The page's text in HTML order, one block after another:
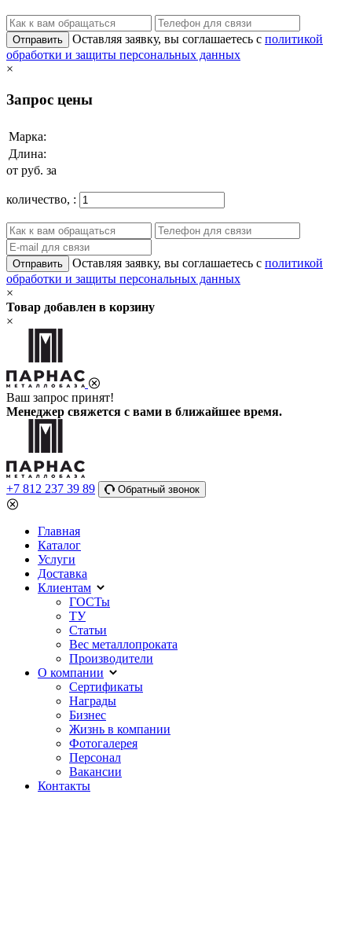
Отправить Оставляя заявку, вы соглашаетесь с политикой
обработки и защиты персональных данных
×
Запрос цены
Марка:
Длина:
от руб. за
количество, :
Отправить Оставляя заявку, вы соглашаетесь с политикой
обработки и защиты персональных данных
×
Товар добавлен в корзину
×
Ваш запрос принят!
Менеджер свяжется с вами в ближайшее время.
+7 812 237 39 89 Обратный звонок
Главная
Каталог
Услуги
Доставка
Клиентам
ГОСТы
ТУ
Статьи
Вес металлопроката
Производители
О компании
Сертификаты
Награды
Бизнес
Жизнь в компании
Фотогалерея
Персонал
Вакансии
Контакты